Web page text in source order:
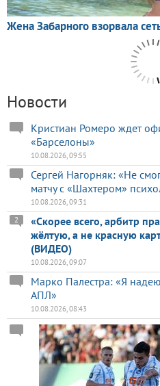
Новости
Кристиан Ромеро ждет
«Барселоны»
10.08.2026, 09:55
Сергей Нагорняк: «Не
матчу с «Шахтером»
10.08.2026, 09:31
«Скорее всего, арбитр
жёлтую, а не красную
(ВИДЕО)
2
10.08.2026, 09:07
Марко Палестра: «Я
АПЛ»
10.08.2026, 08:43